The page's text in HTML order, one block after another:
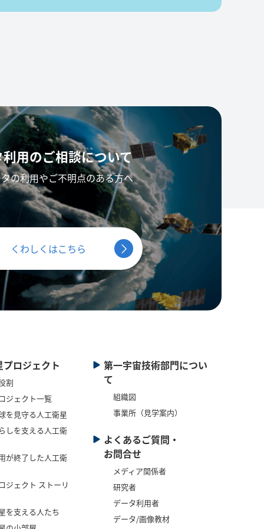
用のご相談について
の利用やご不明点のある方へ
くわしくはこちら
ロジェクト
割
ジェクト一覧
見守る人工衛星
を支える人工衛
終了した人工衛
ジェクト ストーリ
支える人たち
第一宇宙技術部門につい
て
組織図
事業所（見学案内）
よくあるご質問・
お問合せ
メディア関係者
研究者
データ利用者
データ/画像教材